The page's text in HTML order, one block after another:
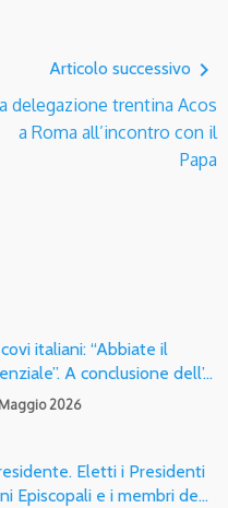
Articolo successivo navigate_next
delegazione trentina Acos
a Roma all’incontro con il
Papa
italiani: “Abbiate il
A conclusione dell’…
2026
Eletti i Presidenti
Episcopali e i membri de…